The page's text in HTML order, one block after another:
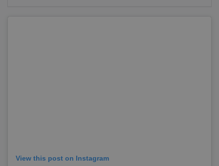
View this post on Instagram